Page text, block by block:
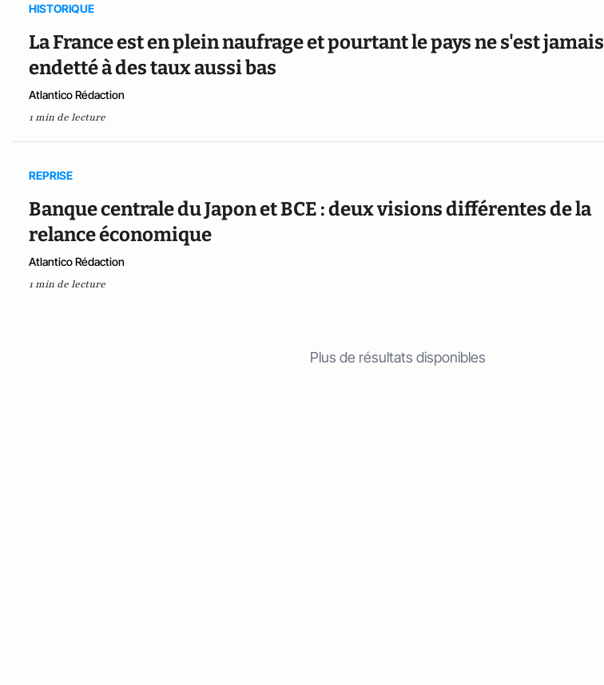
HISTORIQUE
La France est en plein naufrage et pourtant le pays ne s'est jamais
endetté à des taux aussi bas
Atlantico Rédaction
1 min de lecture
REPRISE
Banque centrale du Japon et BCE : deux visions différentes de la
relance économique
Atlantico Rédaction
1 min de lecture
Plus de résultats disponibles